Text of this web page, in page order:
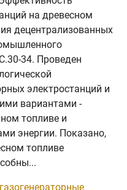
на древесном
децентрализованных
34. Проведен
электростанций и
вариантами -
топливе и
энергии. Показано,
топливе
газогенераторные